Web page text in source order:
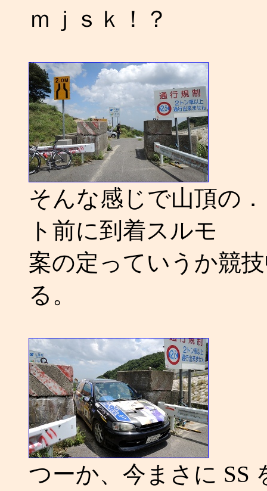
ｍｊｓｋ！？
そんな感じで山頂の
ト前に到着スルモ
案の定っていうか競
る。
つーか、今まさに SS